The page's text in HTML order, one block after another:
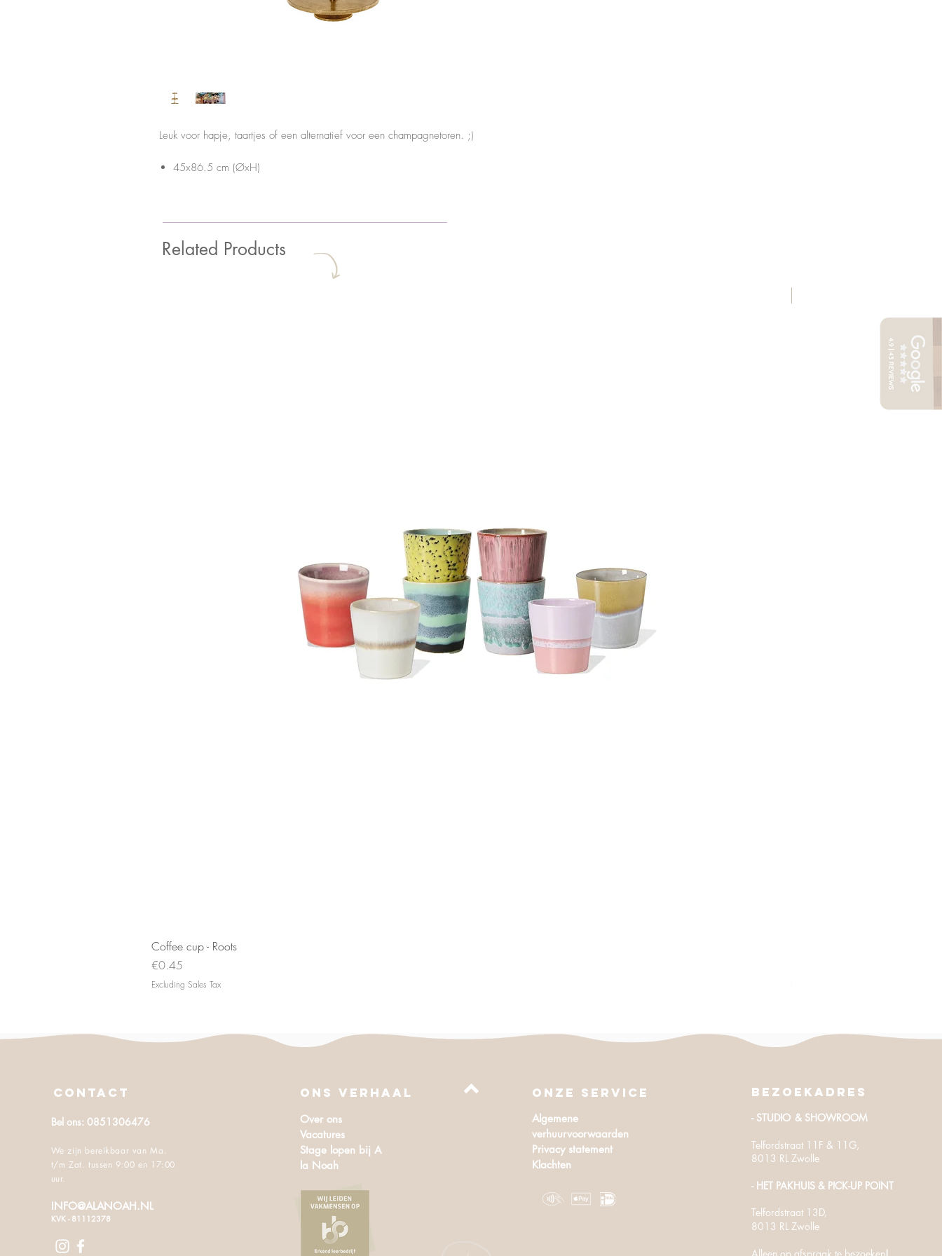
Leuk voor hapje, taartjes of een alternatief voor een champagnetoren. ;)
45x86.5 cm (ØxH)
Related Products
Coffee cup - Roots
Price
€0.45
Excluding Sales Tax
CONTACT
Bel ons: 0851306476
We zijn bereikbaar van Ma.
t/m Zat. tussen 9:00 en 17:00
uur.
INFO@ALANOAH.NL
KVK - 81112378
ONS VERHAAL
Over ons
Vacatures
Stage lopen bij A
la Noah
Onze service
Algemene
verhuurvoorwaarden
Privacy statement
Klachten
Bezoekadres
- STUDIO & SHOWROOM
Telfordstraat 11F & 11G,
8013 RL Zwolle
- HET PAKHUIS​ & PICK-UP POINT
Telfordstraat13D,
8013 RL Zwolle